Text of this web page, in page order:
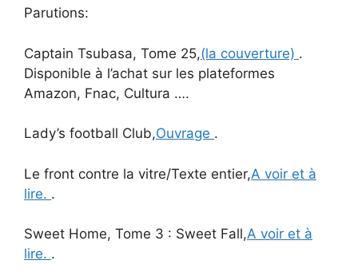
Parutions:
Captain Tsubasa, Tome 25,(la couverture) .
Disponible à l’achat sur les plateformes
Amazon, Fnac, Cultura ….
Lady’s football Club,Ouvrage .
Le front contre la vitre/Texte entier,A voir et à
lire. .
Sweet Home, Tome 3 : Sweet Fall,A voir et à
lire. .